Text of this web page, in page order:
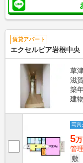
賃貸アパート
エクセルピア岩根中央
草
滋
築
建
写真
5
管
敷